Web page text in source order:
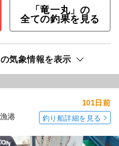
「竜一丸」の
全ての釣果を見る
気象情報を表示
港
101日前
釣り船詳細を見る